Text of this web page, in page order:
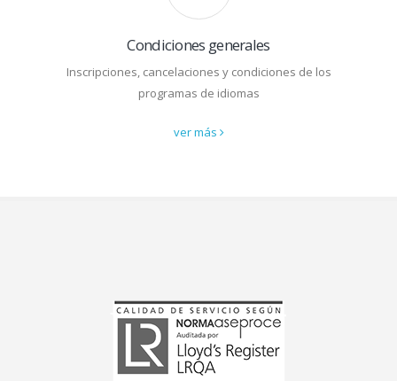
Condiciones generales
Inscripciones, cancelaciones y condiciones de los
programas de idiomas
ver más